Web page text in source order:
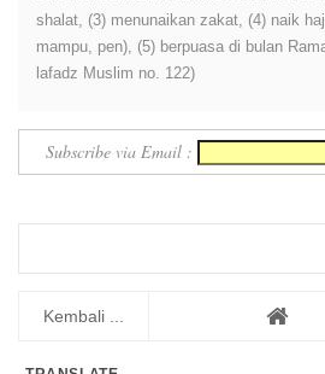
shalat, (3) menunaikan zakat, (4) naik
mampu, pen), (5) berpuasa di bulan
lafadz Muslim no. 122)
Subscribe via Email :
Kembali ...